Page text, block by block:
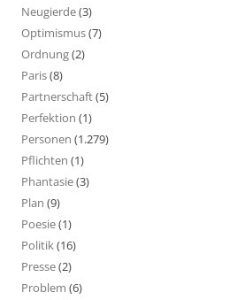
Neugierde(3)
Optimismus(7)
Ordnung(2)
Paris(8)
Partnerschaft(5)
Perfektion (1)
Personen (1.279)
Pflichten (1)
Phantasie(3)
Plan (9)
Poesie(1)
Politik(16)
Presse(2)
Problem (6)